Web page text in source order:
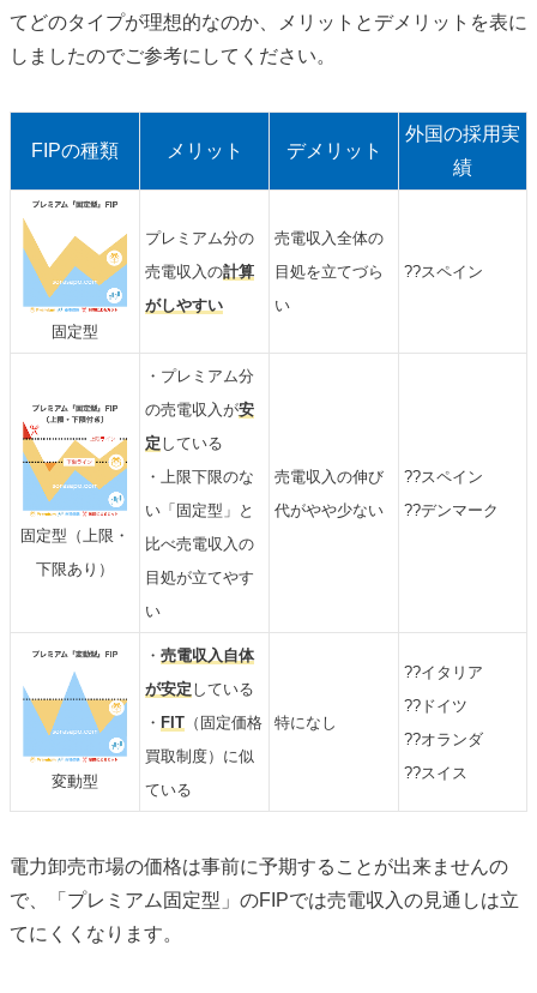
てどのタイプが理想的なのか、メリットとデメリットを表に
しましたのでご参考にしてください。
FIPの種類 メリット デメリット
外国の採用実
績
固定型
プレミアム分の
売電収入の計算
がしやすい
売電収入全体の
目処を立てづら
い
??スペイン
固定型（上限・
下限あり）
・プレミアム分
の売電収入が安
定 している
・上限下限のな
い「固定型」と
比べ売電収入の
目処が立てやす
い
売電収入の伸び
代がやや少ない
??スペイン
??デンマーク
変動型
・ 売電収入自体
が安定 している
・ FIT （固定価格
買取制度）に似
ている
特になし
??イタリア
??ドイツ
??オランダ
??スイス
電力卸売市場の価格は事前に予期することが出来ませんの
で、「プレミアム固定型」のFIPでは売電収入の見通しは立
てにくくなります。